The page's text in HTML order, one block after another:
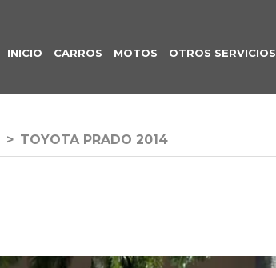
INICIO CARROS MOTOS OTROS SERVICIOS
> TOYOTA PRADO 2014